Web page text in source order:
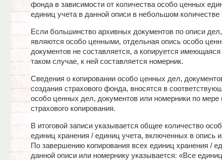
фонда в зависимости от количества особо ценных
единиц учета в данной описи в небольшом количестве
Если большинство архивных документов по описи
являются особо ценными, отдельная опись особо
документов не составляется, а копируется
таком случае, к ней составляется номерник.
Сведения о копировании особо ценных дел,
создания страхового фонда, вносятся в
особо ценных дел, документов или номерники по мере
страхового копирования.
В итоговой записи указывается общее количество
единиц хранения / единиц учета, включенных в опись
По завершению копирования всех единиц хранения /
данной описи или номернику указывается: «Все